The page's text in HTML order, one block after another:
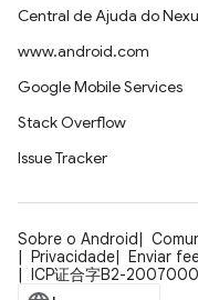
Central de Ajuda do
www.android.com
Google Mobile Services
Stack Overflow
Issue Tracker
Sobre o Android
Privacidade
Enviar
ICP证合字B2-